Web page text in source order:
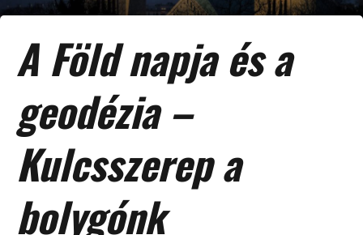
A Föld napja és a
geodézia –
Kulcsszerep a
bolygónk